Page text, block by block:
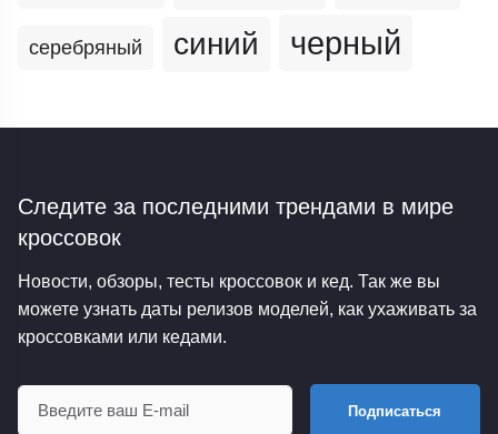
серебряный синий черный
Следите за последними трендами в мире
кроссовок
Новости, обзоры, тесты кроссовок и кед. Так же вы
можете узнать даты релизов моделей, как ухаживать за
кроссовками или кедами.
Подписаться